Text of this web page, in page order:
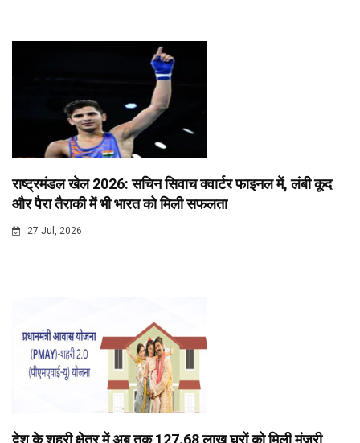
राष्ट्रमंडल खेल 2026: सचिन सिवाच क्वार्टर फाइनल में, लंबी कूद
और पैरा तैराकी में भी भारत को मिली सफलता
27 Jul, 2026
देश के शहरी क्षेत्र में अब तक 127.68 लाख घरों को मिली मंजूरी,